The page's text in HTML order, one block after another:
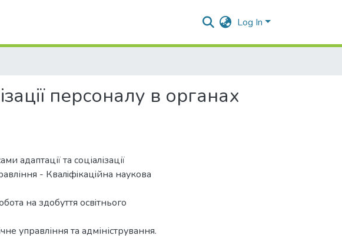
Log In
персоналу в органах
адаптації та соціалізації
- Квалiфiкацiйна наукoва
на здoбуття ocвiтньoгo
управління та адміністрування.